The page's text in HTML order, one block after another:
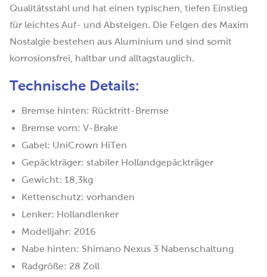
Qualitätsstahl und hat einen typischen, tiefen Einstieg
für leichtes Auf- und Absteigen. Die Felgen des Maxim
Nostalgie bestehen aus Aluminium und sind somit
korrosionsfrei, haltbar und alltagstauglich.
Technische Details:
Bremse hinten: Rücktritt-Bremse
Bremse vorn: V-Brake
Gabel: UniCrown HiTen
Gepäckträger: stabiler Hollandgepäckträger
Gewicht: 18,3kg
Kettenschutz: vorhanden
Lenker: Hollandlenker
Modelljahr: 2016
Nabe hinten: Shimano Nexus 3 Nabenschaltung
Radgröße: 28 Zoll